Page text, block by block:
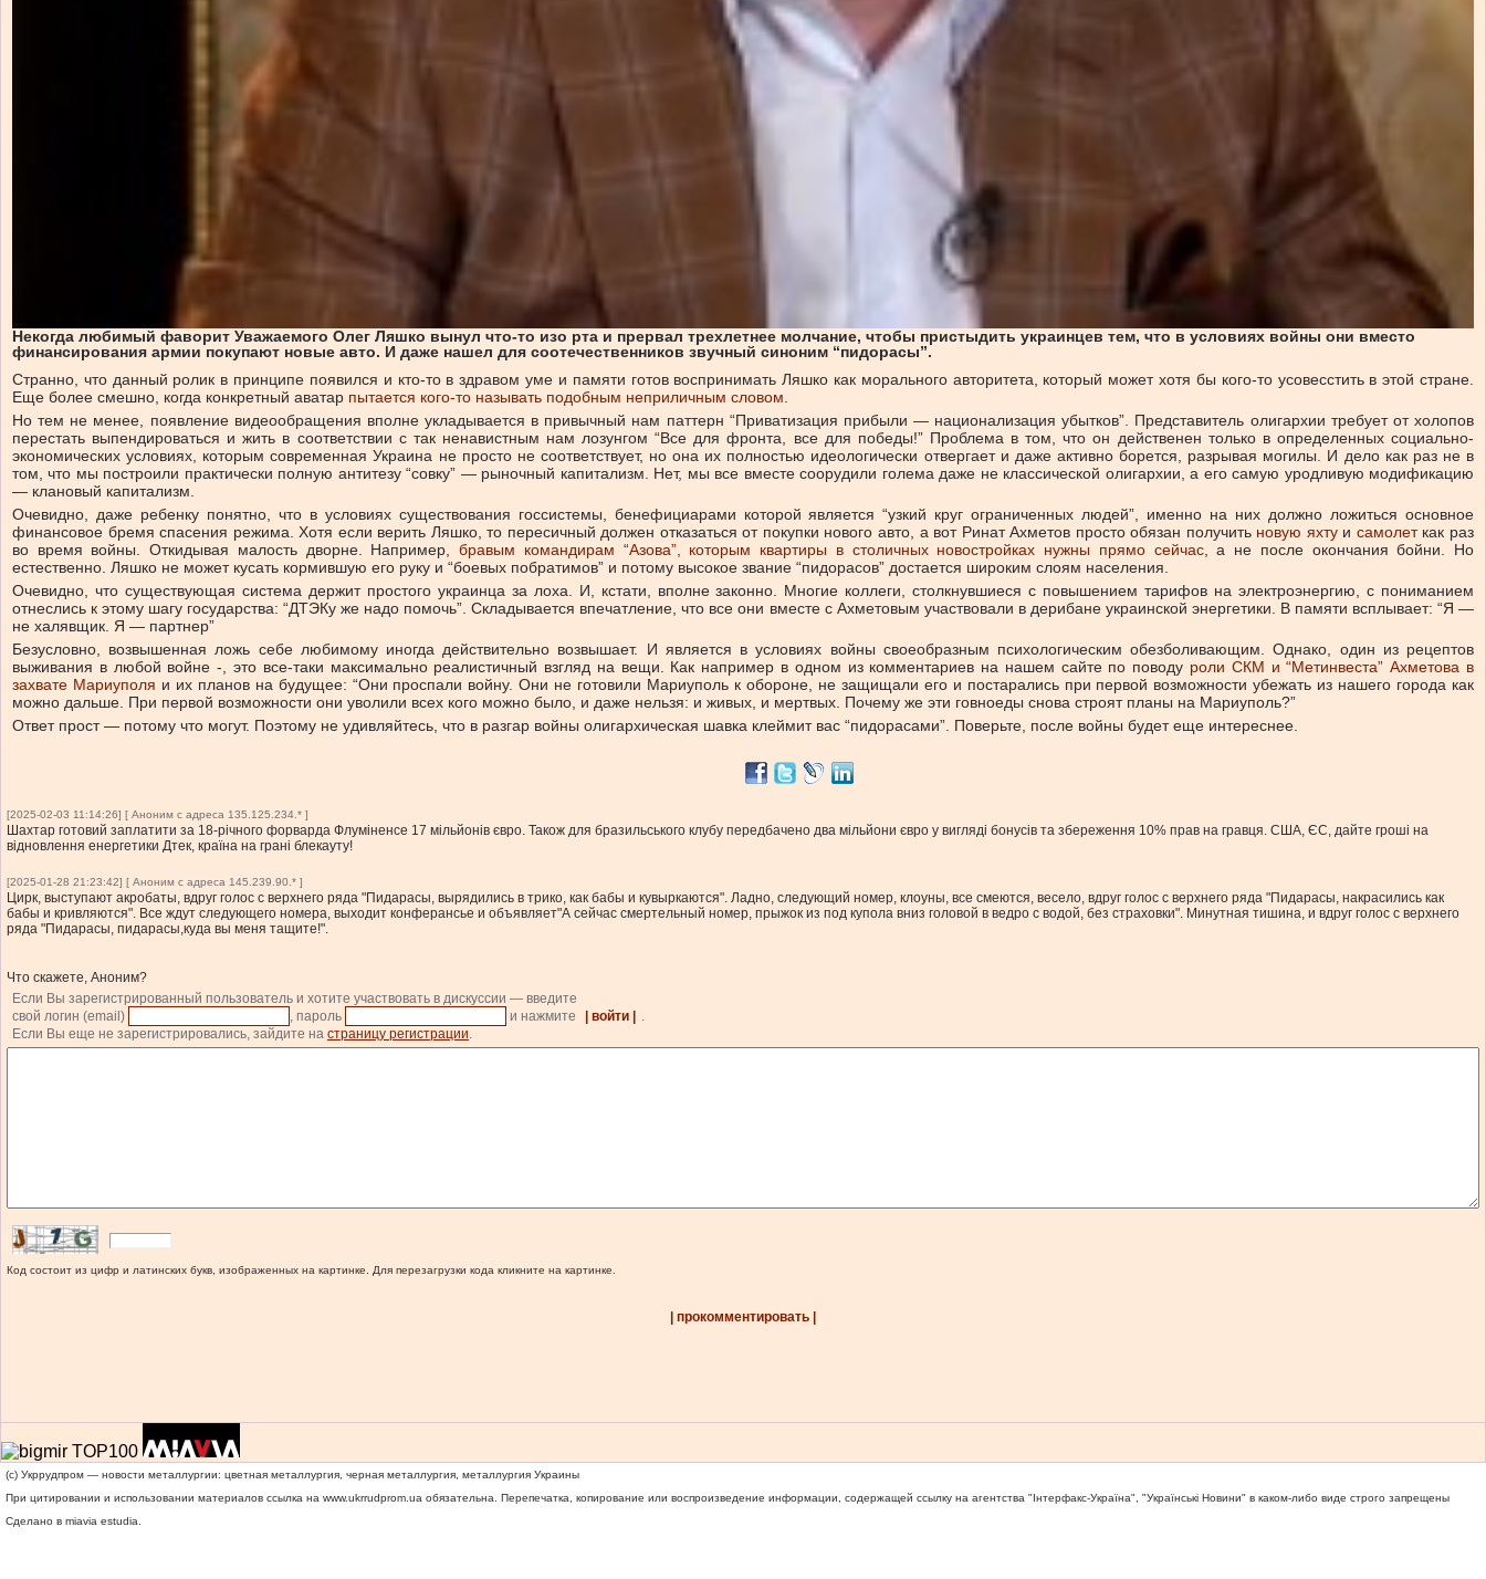
Некогда любимый фаворит Уважаемого Олег Ляшко вынул что-то изо рта и прервал трехлетнее молчание, чтобы пристыдить украинцев тем, что в условиях войны они вместо
финансирования армии покупают новые авто. И даже нашел для соотечественников звучный синоним “пидорасы”.
Странно, что данный ролик в принципе появился и кто-то в здравом уме и памяти готов воспринимать Ляшко как морального авторитета, который может хотя бы кого-то усовесстить в этой стране.
Еще более смешно, когда конкретный аватар пытается кого-то называть подобным неприличным словом
Но тем не менее, появление видеообращения вполне укладывается в привычный нам паттерн “Приватизация прибыли — национализация убытков”. Представитель олигархии требует от холопов
перестать выпендироваться и жить в соответствии с так ненавистным нам лозунгом “Все для фронта, все для победы!” Проблема в том, что он действенен только в определенных социально-
экономических условиях, которым современная Украина не просто не соответствует, но она их полностью идеологически отвергает и даже активно борется, разрывая могилы. И дело как раз не в
том, что мы построили практически полную антитезу “совку” — рыночный капитализм. Нет, мы все вместе соорудили голема даже не классической олигархии, а его самую уродливую модификацию
— клановый капитализм.
Очевидно, даже ребенку понятно, что в условиях существования госсистемы, бенефициарами которой является “узкий круг ограниченных людей”, именно на них должно ложиться основное
финансовое бремя спасения режима. Хотя если верить Ляшко, то пересичный должен отказаться от покупки нового авто, а вот Ринат Ахметов просто обязан получить новую яхтуи самолеткак раз
во время войны. Откидывая малость дворне. Например,бравым командирам “Азова”, которым квартиры в столичных новостройках нужны прямо сейчас, а не после окончания бойни. Но
естественно. Ляшко не может кусать кормившую его руку и “боевых побратимов” и потому высокое звание “пидорасов” достается широким слоям населения.
Очевидно, что существующая система держит простого украинца за лоха. И, кстати, вполне законно. Многие коллеги, столкнувшиеся с повышением тарифов на электроэнергию, с пониманием
отнеслись к этому шагу государства: “ДТЭКу же надо помочь”. Складывается впечатление, что все они вместе с Ахметовым участвовали в дерибане украинской энергетики. В памяти всплывает: “Я —
не халявщик. Я — партнер”
Безусловно, возвышенная ложь себе любимому иногда действительно возвышает. И является в условиях войны своеобразным психологическим обезболивающим. Однако, один из рецептов
выживания в любой войне -, это все-таки максимально реалистичный взгляд на вещи. Как например в одном из комментариев на нашем сайте по поводу роли СКМ и “Метинвеста” Ахметова в
захвате Мариуполя и их планов на будущее: “Они проспали войну. Они не готовили Мариуполь к обороне, не защищали его и постарались при первой возможности убежать из нашего города как
можно дальше. При первой возможности они уволили всех кого можно было, и даже нельзя: и живых, и мертвых. Почему же эти говноеды снова строят планы на Мариуполь?”
Ответ прост — потому что могут. Поэтому не удивляйтесь, что в разгар войны олигархическая шавка клеймит вас “пидорасами”. Поверьте, после войны будет еще интереснее.
[2025-02-03 11:14:26] [ Аноним с адреса 135.125.234.* ]
Шахтар готовий заплатити за 18-річного форварда Флуміненсе 17 мільйонів євро. Також для бразильського клубу передбачено два мільйони євро у вигляді бонусів та збереження 10% прав на гравця. США, ЄС, дайте гроші на
відновлення енергетики Дтек, країна на грані блекауту!
[2025-01-28 21:23:42] [ Аноним с адреса 145.239.90.* ]
Цирк, выступают акробаты, вдруг голос с верхнего ряда "Пидарасы, вырядились в трико, как бабы и кувыркаются". Ладно, следующий номер, клоуны, все смеются, весело, вдруг голос с верхнего ряда "Пидарасы, накрасились как
бабы и кривляются". Все ждут следующего номера, выходит конферансье и объявляет"А сейчас смертельный номер, прыжок из под купола вниз головой в ведро с водой, без страховки". Минутная тишина, и вдруг голос с верхнего
ряда "Пидарасы, пидарасы,куда вы меня тащите!".
Что скажете, Аноним?
Если Вы зарегистрированный пользователь и хотите участвовать в дискуссии — введите
свой логин (email)
, пароль и нажмите | войти | .
Если Вы еще не зарегистрировались, зайдите на страницу регистрации.
Код состоит из цифр и латинских букв, изображенных на картинке. Для перезагрузки кода кликните на картинке.
| прокомментировать |
(c) Укррудпром — новости металлургии: цветная металлургия, черная металлургия, металлургия Украины
При цитировании и использовании материалов ссылка на www.ukrrudprom.ua обязательна. Перепечатка, копирование или воспроизведение информации, содержащей ссылку на агентства "Iнтерфакс-Україна", "Українськi Новини" в каком-либо виде строго запрещены
Сделано в miavia estudia.